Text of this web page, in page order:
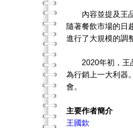
內容並提及王品
隨著餐飲市場的日
進行了大規模的調
2020年初，王品
為行銷上一大利器
會。
主要作者簡介
王國欽